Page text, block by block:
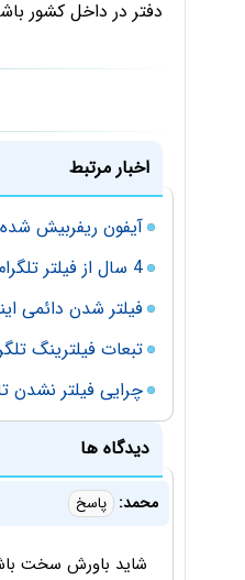
دفتر در داخل کشور
اخبار مرتبط
آیفون ریفربیش
4 سال از فیلتر تلگرام گذشت ولی مسئولین از آن استفاده میکنند
فیلتر شدن دائمی
تبعات فیلترینگ
چرایی فیلتر نشدن
دیدگاه ها
محمد: پاسخ
شاید باورش سخت